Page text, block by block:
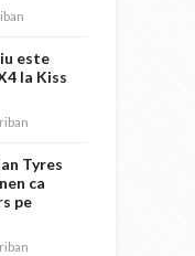
este
la Kiss
Tyres
ca
pe